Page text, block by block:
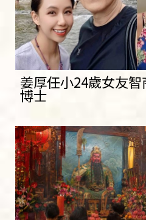
姜厚任小24歲女友
博士